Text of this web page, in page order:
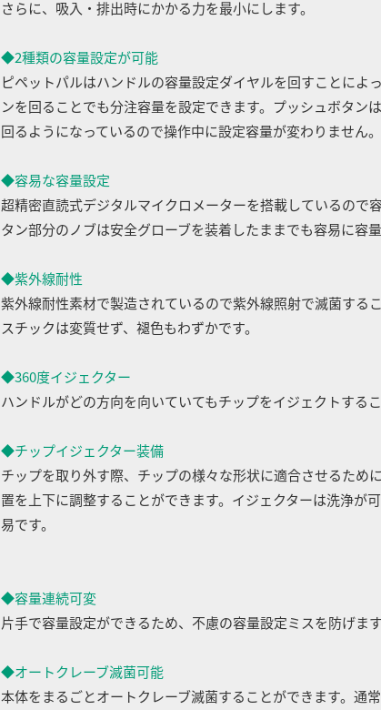
さらに、吸入・排出時にかかる力を最小にします。
◆2種類の容量設定が可能
ピペットパルはハンドルの容量設定ダイヤルを回すことによ
ンを回ることでも分注容量を設定できます。プッシュボタン
回るようになっているので操作中に設定容量が変わりません。
◆容易な容量設定
超精密直読式デジタルマイクロメーターを搭載しているので
タン部分のノブは安全グローブを装着したままでも容易に容量
◆紫外線耐性
紫外線耐性素材で製造されているので紫外線照射で滅菌する
スチックは変質せず、褪色もわずかです。
◆360度イジェクター
ハンドルがどの方向を向いていてもチップをイジェクトするこ
◆チップイジェクター装備
チップを取り外す際、チップの様々な形状に適合させるため
置を上下に調整することができます。イジェクターは洗浄が
易です。
◆容量連続可変
片手で容量設定ができるため、不慮の容量設定ミスを防げます
◆オートクレーブ滅菌可能
本体をまるごとオートクレーブ滅菌することができます。通